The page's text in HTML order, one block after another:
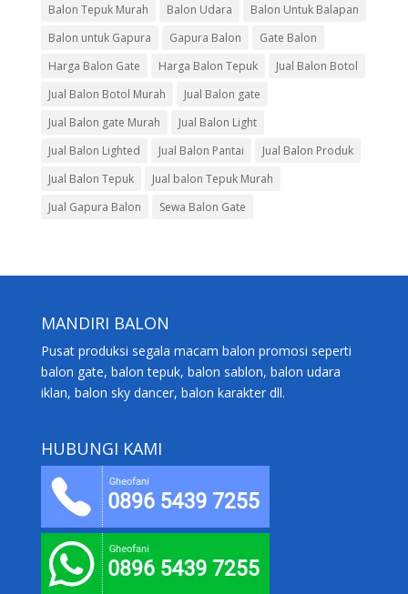
Balon Tepuk Murah
Balon Udara
Balon Untuk Balapan
Balon untuk Gapura
Gapura Balon
Gate Balon
Harga Balon Gate
Harga Balon Tepuk
Jual Balon Botol
Jual Balon Botol Murah
Jual Balon gate
Jual Balon gate Murah
Jual Balon Light
Jual Balon Lighted
Jual Balon Pantai
Jual Balon Produk
Jual Balon Tepuk
Jual balon Tepuk Murah
Jual Gapura Balon
Sewa Balon Gate
MANDIRI BALON
Pusat produksi segala macam balon promosi seperti
balon gate, balon tepuk, balon sablon, balon udara
iklan, balon sky dancer, balon karakter dll.
HUBUNGI KAMI